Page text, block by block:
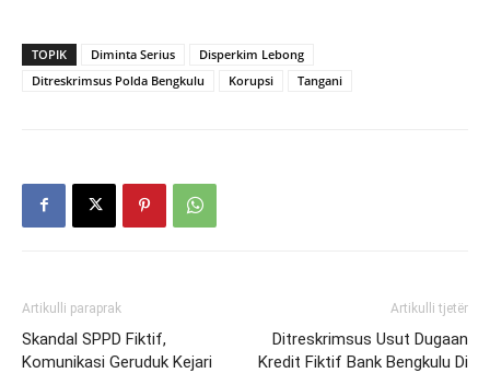
TOPIK Diminta Serius
Disperkim Lebong
Ditreskrimsus Polda Bengkulu
Korupsi Tangani
Artikulli paraprak
Skandal SPPD Fiktif,
Komunikasi Geruduk Kejari
Artikulli tjetër
Ditreskrimsus Usut Dugaan
Kredit Fiktif Bank Bengkulu Di